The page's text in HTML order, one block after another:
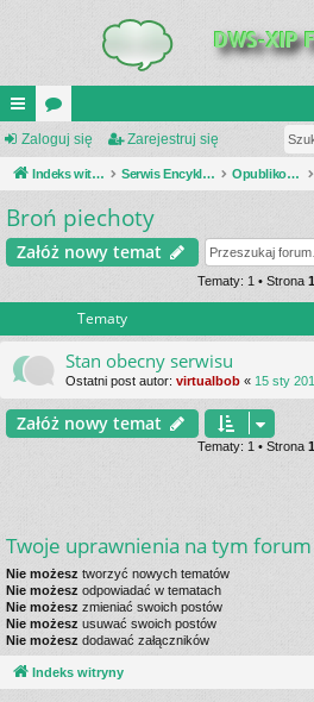
UI
C
K
_L
or
a
Zaloguj się Zarejestruj się
Indeks witryny Serwis Encyklopedia Uzbrojenia Opublikowane zestawienia
Broń piechoty
Załóż nowy temat
Tematy: 1 • Strona 1
Tematy
Stan obecny serwisu
Ostatni post autor: virtualbob « 15 sty
Załóż nowy temat
Tematy: 1 • Strona 1
Twoje uprawnienia na tym forum
Nie możesz tworzyć nowych tematów
Nie możesz odpowiadać w tematach
Nie możesz zmieniać swoich postów
Nie możesz usuwać swoich postów
Nie możesz dodawać załączników
Indeks witryny